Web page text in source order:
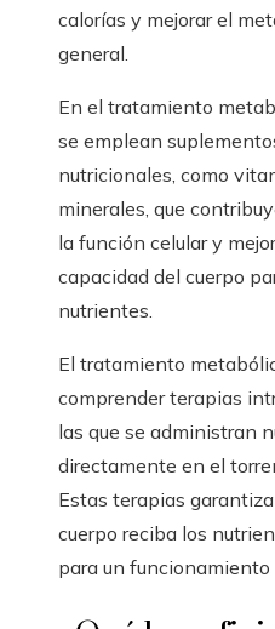
calorías y mejorar el
general.
En el tratamiento
se emplean
nutricionales, como
minerales, que
la función celular y
capacidad del cuerpo
nutrientes.
El tratamiento
comprender terapias
las que se administran
directamente en el
Estas terapias
cuerpo reciba los
para un funcionamiento